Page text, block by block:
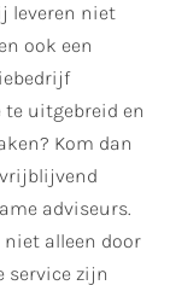
leveren niet
ook een
uitgebreid en
Kom dan
adviseurs.
niet alleen door
service zijn